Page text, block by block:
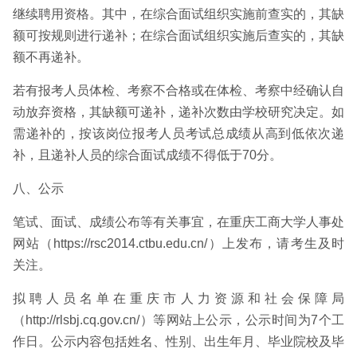
继续聘用资格。其中，在综合面试组织实施前查实的，其缺
额可按规则进行递补；在综合面试组织实施后查实的，其缺
额不再递补。
若有报考人员体检、考察不合格或在体检、考察中经确认自
动放弃资格，其缺额可递补，递补次数由学校研究决定。如
需递补的，按该岗位报考人员考试总成绩从高到低依次递
补，且递补人员的综合面试成绩不得低于70分。
八、公示
笔试、面试、成绩公布等有关事宜，在重庆工商大学人事处
网站（https://rsc2014.ctbu.edu.cn/）上发布，请考生及时
关注。
拟聘人员名单在重庆市人力资源和社会保障局
（http://rlsbj.cq.gov.cn/）等网站上公示，公示时间为7个工
作日。公示内容包括姓名、性别、出生年月、毕业院校及毕